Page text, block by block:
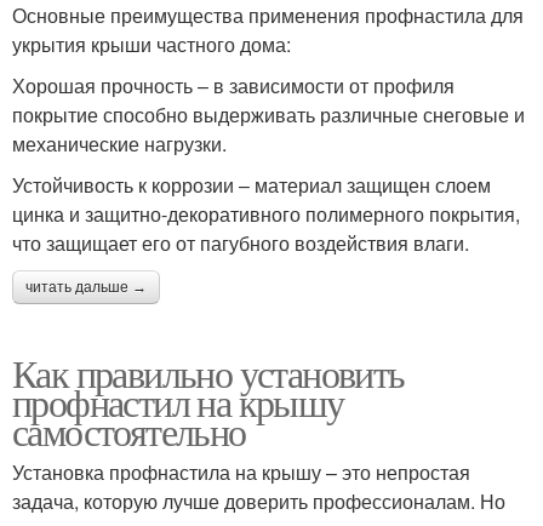
Основные преимущества применения профнастила для
укрытия крыши частного дома:
Хорошая прочность – в зависимости от профиля
покрытие способно выдерживать различные снеговые и
механические нагрузки.
Устойчивость к коррозии – материал защищен слоем
цинка и защитно-декоративного полимерного покрытия,
что защищает его от пагубного воздействия влаги.
читать дальше →
Как правильно установить
профнастил на крышу
самостоятельно
Установка профнастила на крышу – это непростая
задача, которую лучше доверить профессионалам. Но